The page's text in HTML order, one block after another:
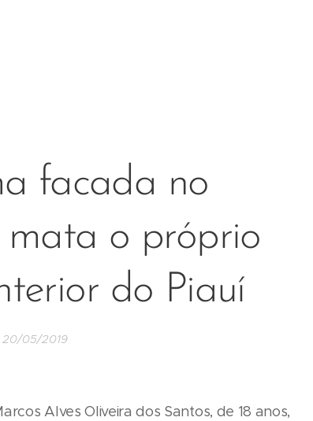
facada no
mata o próprio
do Piauí
20/05/2019
Alves Oliveira dos Santos, de 18 anos,